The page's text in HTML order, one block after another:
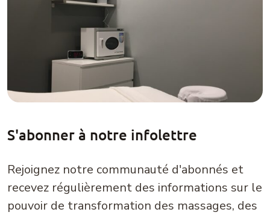
S'abonner à notre infolettre
Rejoignez notre communauté d'abonnés et
recevez régulièrement des informations sur le
pouvoir de transformation des massages, des